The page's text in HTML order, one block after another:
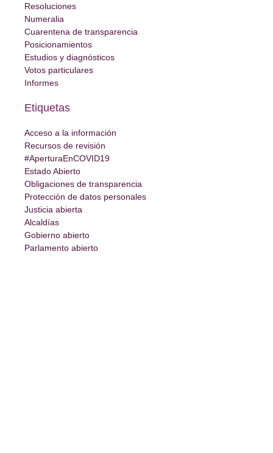
Resoluciones
Numeralia
Cuarentena de transparencia
Posicionamientos
Estudios y diagnósticos
Votos particulares
Informes
Etiquetas
Acceso a la información
Recursos de revisión
#AperturaEnCOVID19
Estado Abierto
Obligaciones de transparencia
Protección de datos personales
Justicia abierta
Alcaldías
Gobierno abierto
Parlamento abierto